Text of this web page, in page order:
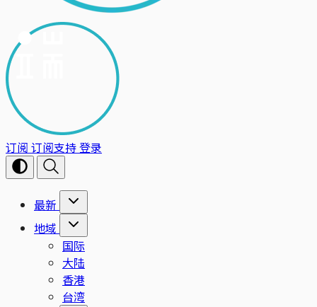
订阅 订阅支持登录
最新
地域
国际
大陆
香港
台湾